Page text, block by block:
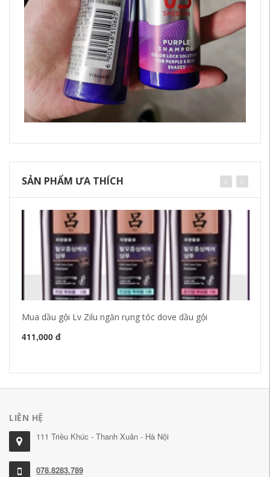
SẢN PHẨM ƯA THÍCH
Mua dầu gội Lv Zilu ngăn rụng tóc dove dầu gội
411,000 đ
LIÊN HỆ
111 Triều Khúc - Thanh Xuân - Hà Nội
078.8283.789